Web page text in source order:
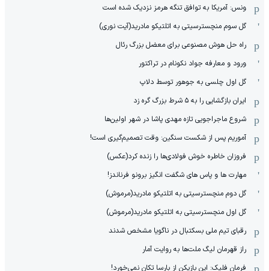
ونس: آمریکا به توافق تنگه هرمز نزدیک شده است
گل سوم منچسترسیتی به اتلتیکو مادرید(آیت نوری)
راه حل هوش مصنوعی برای معضل بزرگ رئال
ورود و معارفه جواد نکونام در تراکتور
گل اول چلسی به جوهور توسط دلاپ
ایران بازگشایی را به ۵ شرط بزرگ گره زد
شروع ماجراجویی تازه مهدی پاشا در شهر اولین‌ها
آموریم پس از شکست سنگین: وقت تصمیم‌گیری است!
فروزان خاطره خوش فولادی‌ها را زنده کرد(عکس)
مهارت ها و پاس های شگفت انگیز برونو فرناندز!
گل دوم منچسترسیتی به اتلتیکو مادرید(مرموش)
گل اول منچسترسیتی به اتلتیکو مادرید(مرموش)
رقبای تیم ملی بسکتبال در ناگویا مشخص‌ شدند
راز قهرمان لیگ ملت‌ها به روایت آمار
فرمان فلیک: این بازیکن از بارسا تکان نمی‌خورد!